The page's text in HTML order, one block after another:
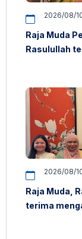
2026/08/
Raja Muda
Rasulullah
2026/08/
Raja Muda,
terima